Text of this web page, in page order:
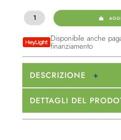
Disponibile anche
finanziamento
DESCRIZIONE
DETTAGLI DEL